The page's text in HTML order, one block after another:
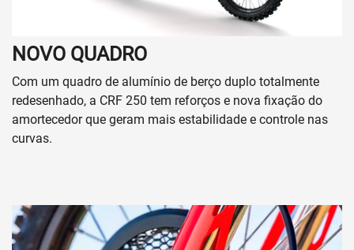
NOVO QUADRO
Com um quadro de alumínio de berço duplo totalmente
redesenhado, a CRF 250 tem reforços e nova fixação do
amortecedor que geram mais estabilidade e controle nas
curvas.